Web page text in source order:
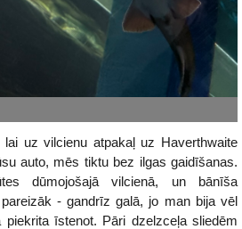
uz vilcienu atpakaļ uz Haverthwaite
auto, mēs tiktu bez ilgas gaidīšanas.
dūmojošajā vilcienā, un bānīša
- gandrīz galā, jo man bija vēl
īstenot. Pāri dzelzceļa sliedēm